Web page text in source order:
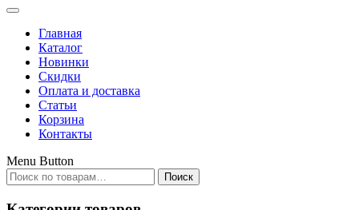
Главная
Каталог
Новинки
Скидки
Оплата и доставка
Статьи
Корзина
Контакты
Menu Button
Искать:
Поиск